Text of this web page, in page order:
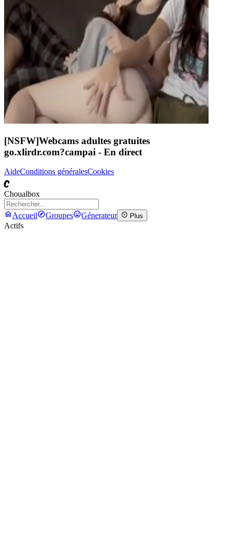
[NSFW]Webcams adultes gratuites
go.xlirdr.com?campai - En direct
AideConditions généralesCookies
C
Choualbox
Accueil Groupes Génerateur Plus
Actifs